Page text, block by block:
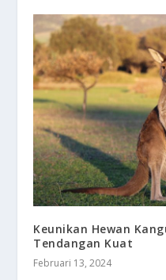
Keunikan Hewan
Tendangan Kuat
Februari 13, 2024